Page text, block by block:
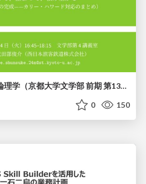
[2026前期火５] 論理学（京都大学文学部 前期 第13回）「走って、止まって、積み上がる」
0 150